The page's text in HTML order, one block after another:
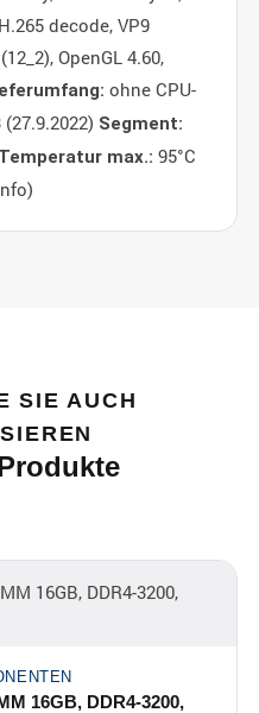
decode, VP9
OpenGL 4.60,
ohne CPU-
Segment:
Temperatur max.: 95°C
SIE AUCH
16GB, DDR4-3200,